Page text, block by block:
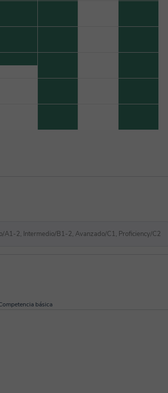
A1-2, Intermedio/B1-2, Avanzado/C1, Proficiency/C2
básica